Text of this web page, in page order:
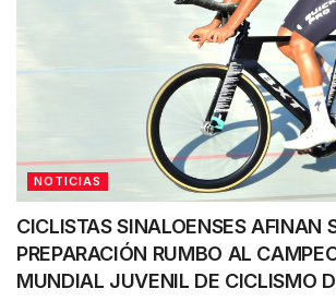
NOTICIAS
CICLISTAS SINALOENSES AFINAN
PREPARACIÓN RUMBO AL
MUNDIAL JUVENIL DE CICLISMO